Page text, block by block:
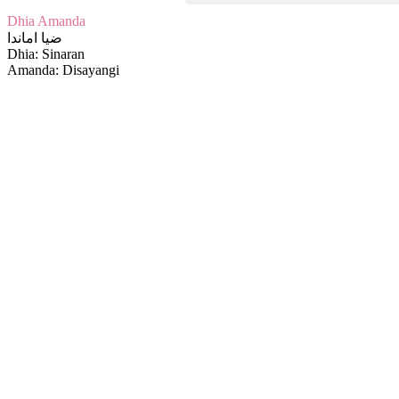
Dhia Amanda
ضيا اماندا
Dhia: Sinaran
Amanda: Disayangi